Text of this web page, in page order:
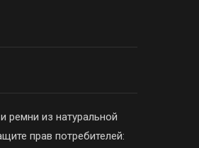
ремни из натуральной
прав потребителей: